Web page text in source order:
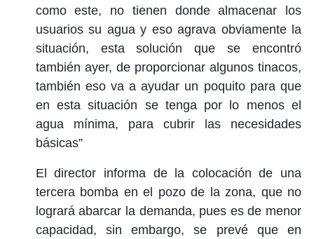
como este, no tienen donde almacenar los
usuarios su agua y eso agrava obviamente la
situación, esta solución que se encontró
también ayer, de proporcionar algunos tinacos,
también eso va a ayudar un poquito para que
en esta situación se tenga por lo menos el
agua mínima, para cubrir las necesidades
básicas”
El director informa de la colocación de una
tercera bomba en el pozo de la zona, que no
logrará abarcar la demanda, pues es de menor
capacidad, sin embargo, se prevé que en